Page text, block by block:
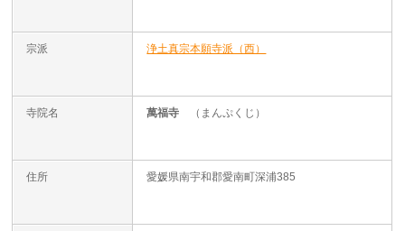
宗派 浄土真宗本願寺派（西）
寺院名 萬福寺 （まんぷくじ）
住所 愛媛県南宇和郡愛南町深浦385